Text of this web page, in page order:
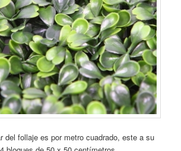
del follaje es por metro cuadrado, este a su